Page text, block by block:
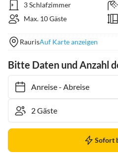
3 Schlafzimmer
Max. 10 Gäste
RaurisAuf Karte anzeigen
Bitte Daten und Anzahl
Anreise- Abreise
Sofort